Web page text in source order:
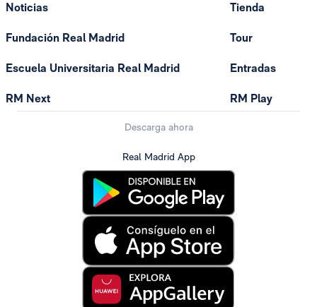
Noticias
Fundación Real Madrid
Escuela Universitaria Real Madrid
RM Next
Tienda
Tour
Entradas
RM Play
Descarga ahora
Real Madrid App